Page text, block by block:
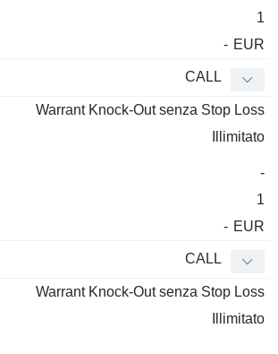
1
- EUR
CALL
Warrant Knock-Out senza Stop Loss
Illimitato
-
1
- EUR
CALL
Warrant Knock-Out senza Stop Loss
Illimitato